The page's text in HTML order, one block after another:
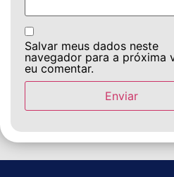
Salvar meus dados neste
navegador para a próxima
eu comentar.